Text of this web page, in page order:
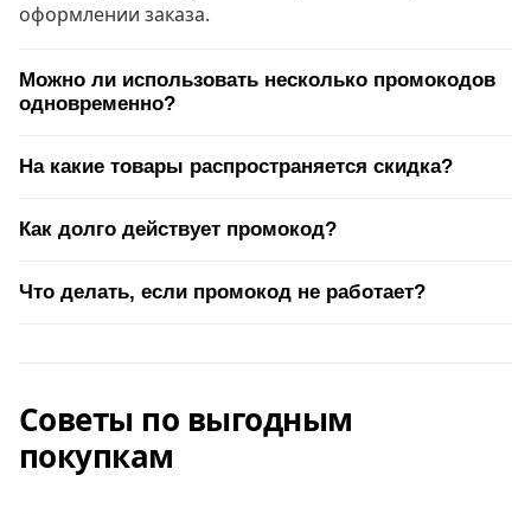
оформлении заказа.
Можно ли использовать несколько промокодов
одновременно?
На какие товары распространяется скидка?
Как долго действует промокод?
Что делать, если промокод не работает?
Советы по выгодным
покупкам